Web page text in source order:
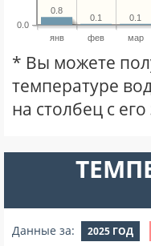
янв фев мар
0.0
0.1
0.1
0.8
* Вы можете
температуре
на столбец с
Данные за: 2025 ГОД